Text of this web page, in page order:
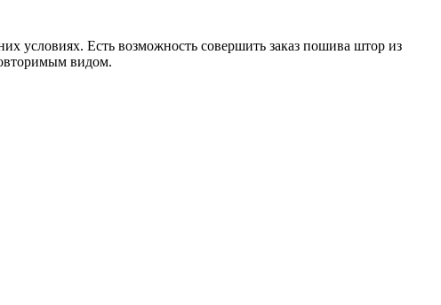
условиях. Есть возможность совершить заказ пошива штор из
видом.